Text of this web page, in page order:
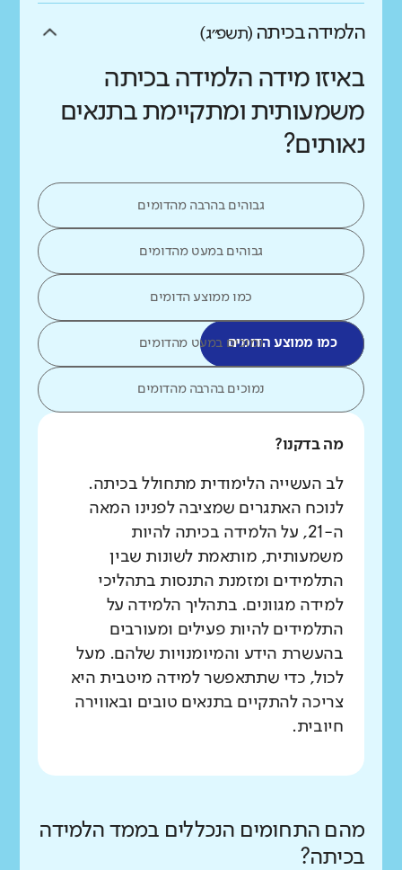
הלמידה בכיתה (תשפ״ג)
באיזו מידה הלמידה בכיתה
משמעותית ומתקיימת בתנאים
נאותים?
גבוהים בהרבה מהדומים
גבוהים במעט מהדומים
כמו ממוצע הדומים
כמו ממוצע הדומיםנמוכים במעט מהדומים
נמוכים בהרבה מהדומים
מה בדקנו?
לב העשייה הלימודית מתחולל בכיתה.
לנוכח האתגרים שמציבה לפנינו המאה
ה-21, על הלמידה בכיתה להיות
משמעותית, מותאמת לשונות שבין
התלמידים ומזמנת התנסות בתהליכי
למידה מגוונים. בתהליך הלמידה על
התלמידים להיות פעילים ומעורבים
בהעשרת הידע והמיומנויות שלהם. מעל
לכול, כדי שתתאפשר למידה מיטבית היא
צריכה להתקיים בתנאים טובים ובאווירה
חיובית.
מהם התחומים הנכללים בממד הלמידה
בכיתה?